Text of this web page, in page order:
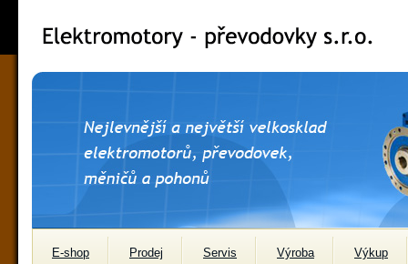
E-shop Prodej Servis Výroba Výkup